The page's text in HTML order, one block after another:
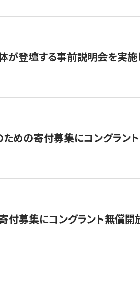
が登壇する事前説明会を実施
めの寄付募集にコングラント
募集にコングラント無償開